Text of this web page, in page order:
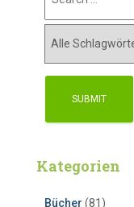
Kategorien
Bücher (81)